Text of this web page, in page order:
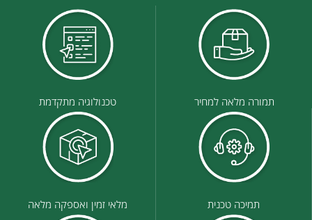
תמורה מלאה למחיר טכנולוגיה מתקדמת
תמיכה טכנית מלאי זמין ואספקה מלאה